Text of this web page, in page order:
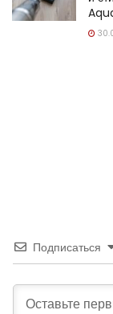
Подписаться